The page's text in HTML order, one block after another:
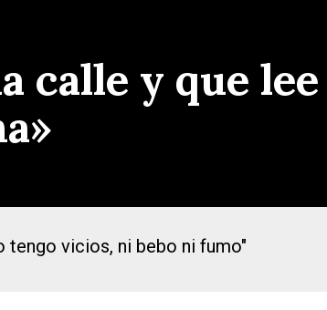
calle y que lee
tengo vicios, ni bebo ni fumo"